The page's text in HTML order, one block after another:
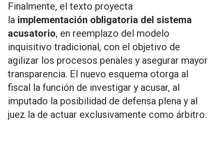
Finalmente, el texto proyecta
la implementación obligatoria del sistema
acusatorio, en reemplazo del modelo
inquisitivo tradicional, con el objetivo de
agilizar los procesos penales y asegurar mayor
transparencia. El nuevo esquema otorga al
fiscal la función de investigar y acusar, al
imputado la posibilidad de defensa plena y al
juez la de actuar exclusivamente como árbitro.